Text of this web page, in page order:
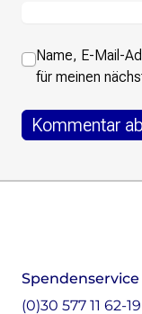
Name, E-Mail-
für meinen
Spendenservice
(0)30 577 11 62-19